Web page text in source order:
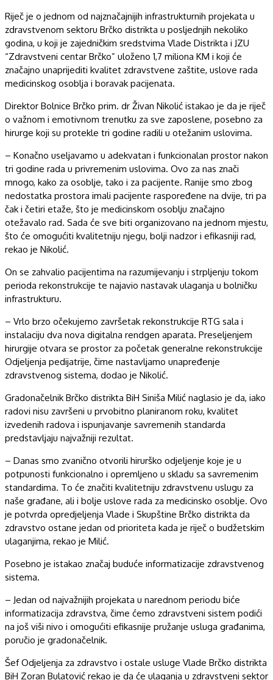
Riječ je o jednom od najznačajnijih infrastrukturnih projekata u
zdravstvenom sektoru Brčko distrikta u posljednjih nekoliko
godina, u koji je zajedničkim sredstvima Vlade Distrikta i JZU
“Zdravstveni centar Brčko” uloženo 1,7 miliona KM i koji će
značajno unaprijediti kvalitet zdravstvene zaštite, uslove rada
medicinskog osoblja i boravak pacijenata.
Direktor Bolnice Brčko prim. dr Živan Nikolić istakao je da je riječ
o važnom i emotivnom trenutku za sve zaposlene, posebno za
hirurge koji su protekle tri godine radili u otežanim uslovima.
– Konačno useljavamo u adekvatan i funkcionalan prostor nakon
tri godine rada u privremenim uslovima. Ovo za nas znači
mnogo, kako za osoblje, tako i za pacijente. Ranije smo zbog
nedostatka prostora imali pacijente raspoređene na dvije, tri pa
čak i četiri etaže, što je medicinskom osoblju značajno
otežavalo rad. Sada će sve biti organizovano na jednom mjestu,
što će omogućiti kvalitetniju njegu, bolji nadzor i efikasniji rad,
rekao je Nikolić.
On se zahvalio pacijentima na razumijevanju i strpljenju tokom
perioda rekonstrukcije te najavio nastavak ulaganja u bolničku
infrastrukturu.
– Vrlo brzo očekujemo završetak rekonstrukcije RTG sala i
instalaciju dva nova digitalna rendgen aparata. Preseljenjem
hirurgije otvara se prostor za početak generalne rekonstrukcije
Odjeljenja pedijatrije, čime nastavljamo unapređenje
zdravstvenog sistema, dodao je Nikolić.
Gradonačelnik Brčko distrikta BiH Siniša Milić naglasio je da, iako
radovi nisu završeni u prvobitno planiranom roku, kvalitet
izvedenih radova i ispunjavanje savremenih standarda
predstavljaju najvažniji rezultat.
– Danas smo zvanično otvorili hirurško odjeljenje koje je u
potpunosti funkcionalno i opremljeno u skladu sa savremenim
standardima. To će značiti kvalitetniju zdravstvenu uslugu za
naše građane, ali i bolje uslove rada za medicinsko osoblje. Ovo
je potvrda opredjeljenja Vlade i Skupštine Brčko distrikta da
zdravstvo ostane jedan od prioriteta kada je riječ o budžetskim
ulaganjima, rekao je Milić.
Posebno je istakao značaj buduće informatizacije zdravstvenog
sistema.
– Jedan od najvažnijih projekata u narednom periodu biće
informatizacija zdravstva, čime ćemo zdravstveni sistem podići
na još viši nivo i omogućiti efikasnije pružanje usluga građanima,
poručio je gradonačelnik.
Šef Odjeljenja za zdravstvo i ostale usluge Vlade Brčko distrikta
BiH Zoran Bulatović rekao je da će ulaganja u zdravstveni sektor